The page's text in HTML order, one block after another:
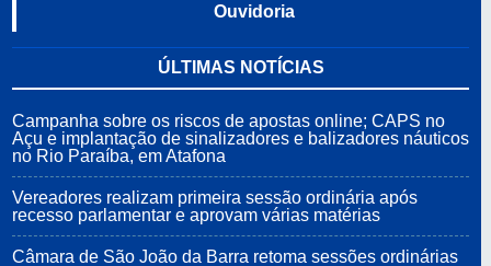
Ouvidoria
ÚLTIMAS NOTÍCIAS
Campanha sobre os riscos de apostas online; CAPS no
Açu e implantação de sinalizadores e balizadores náuticos
no Rio Paraíba, em Atafona
Vereadores realizam primeira sessão ordinária após
recesso parlamentar e aprovam várias matérias
Câmara de São João da Barra retoma sessões ordinárias